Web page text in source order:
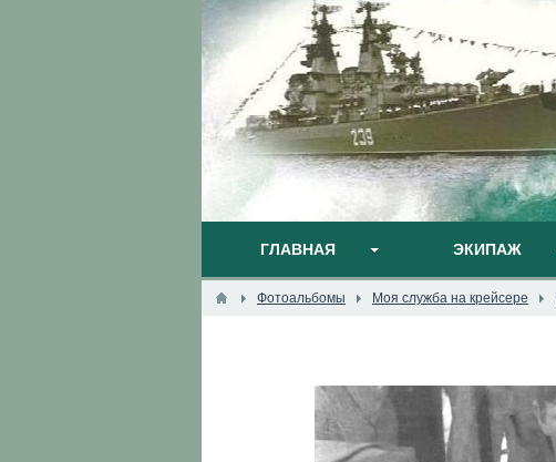
ГЛАВНАЯ ЭКИПАЖ
Фотоальбомы Моя служба на крейсере